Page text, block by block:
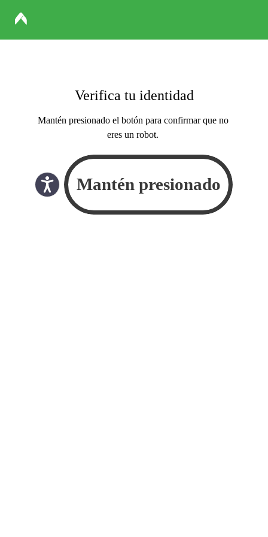
Verifica tu identidad
Mantén presionado el botón para confirmar que no
eres un robot.